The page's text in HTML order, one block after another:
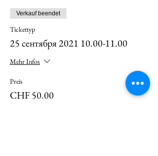
Verkauf beendet
Tickettyp
25 сентября 2021 10.00-11.00
Mehr Infos
Preis
CHF 50.00